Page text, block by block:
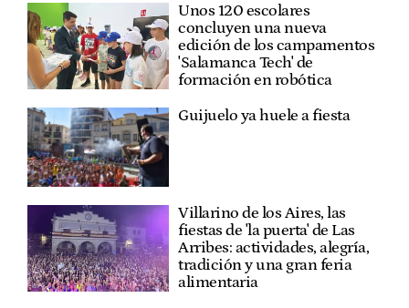
Unos 120 escolares
concluyen una nueva
edición de los campamentos
'Salamanca Tech' de
formación en robótica
Guijuelo ya huele a fiesta
Villarino de los Aires, las
fiestas de 'la puerta' de Las
Arribes: actividades, alegría,
tradición y una gran feria
alimentaria